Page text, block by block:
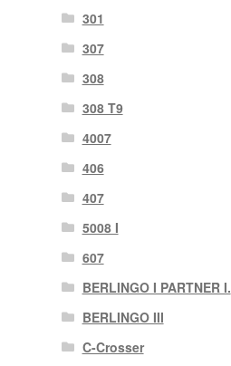
301
307
308
308 T9
4007
406
407
5008 I
607
BERLINGO I PARTNER I.
BERLINGO III
C-Crosser